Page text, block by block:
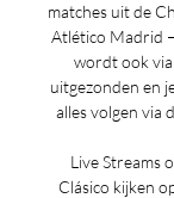
matches uit de
Atlético Madrid
wordt ook
uitgezonden en
alles volgen via
Live Streams
Clásico kijken